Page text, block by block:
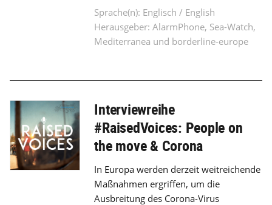
Sprache(n): Englisch / English
Herausgeber: AlarmPhone, Sea-Watch,
Mediterranea und borderline-europe
Interviewreihe
#RaisedVoices: People on
the move & Corona
In Europa werden derzeit weitreichende
Maßnahmen ergriffen, um die
Ausbreitung des Corona-Virus